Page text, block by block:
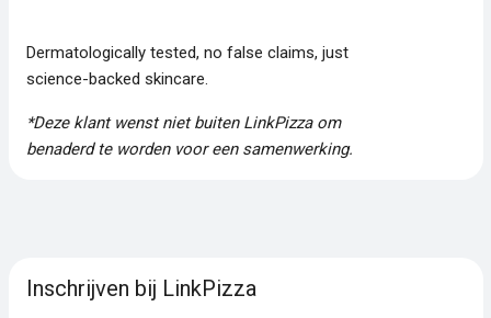
Dermatologically tested, no false claims, just
science-backed skincare.
*Deze klant wenst niet buiten LinkPizza om
benaderd te worden voor een samenwerking.
Inschrijven bij LinkPizza